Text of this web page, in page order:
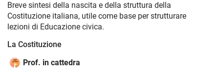
Breve sintesi della nascita e della struttura della
Costituzione italiana, utile come base per strutturare
lezioni di Educazione civica.
La Costituzione
Prof. in cattedra